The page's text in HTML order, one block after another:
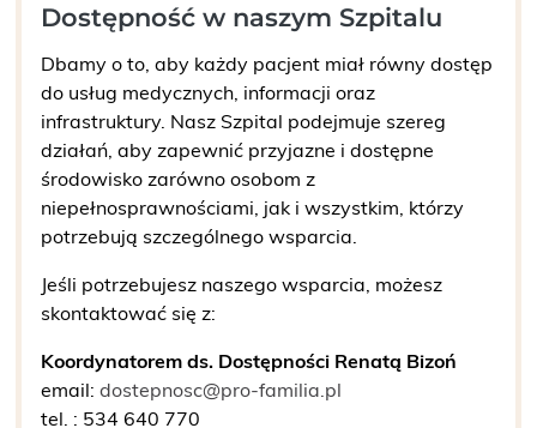
Dostępność w naszym Szpitalu
Dbamy o to, aby każdy pacjent miał równy dostęp
do usług medycznych, informacji oraz
infrastruktury. Nasz Szpital podejmuje szereg
działań, aby zapewnić przyjazne i dostępne
środowisko zarówno osobom z
niepełnosprawnościami, jak i wszystkim, którzy
potrzebują szczególnego wsparcia.
Jeśli potrzebujesz naszego wsparcia, możesz
skontaktować się z:
Koordynatorem ds. Dostępności Renatą Bizoń
email:dostepnosc@pro-familia.pl
tel. : 534 640 770